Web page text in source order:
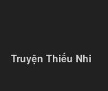
Truyện Thiếu Nhi